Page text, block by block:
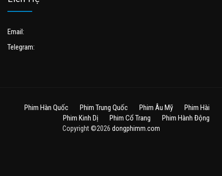
Email:
Telegram:
Phim Hàn Quốc Phim Trung Quốc Phim Âu Mỹ
Phim Hài
Phim Kinh Dị
Phim Cổ Trang Phim Hành Động
Copyright ©2026 dongphimm.com